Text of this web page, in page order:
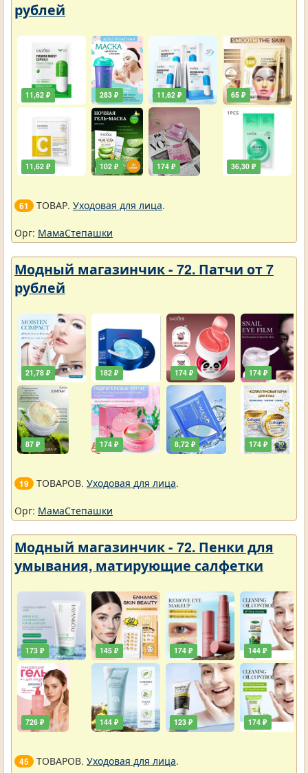
рублей
11,62 ₽
11,62 ₽
283 ₽
102 ₽
11,62 ₽
174 ₽
65 ₽
36,30 ₽
61 ТОВАР. Уходовая для лица.
Орг: МамаСтепашки
Модный магазинчик - 72. Патчи от 7
рублей
21,78 ₽
87 ₽
182 ₽
174 ₽
174 ₽
8,72 ₽
174 ₽
174 ₽
19 ТОВАРОВ. Уходовая для лица.
Орг: МамаСтепашки
Модный магазинчик - 72. Пенки для
умывания, матирующие салфетки
173 ₽
726 ₽
145 ₽
144 ₽
174 ₽
123 ₽
144 ₽
174 ₽
45 ТОВАРОВ. Уходовая для лица.